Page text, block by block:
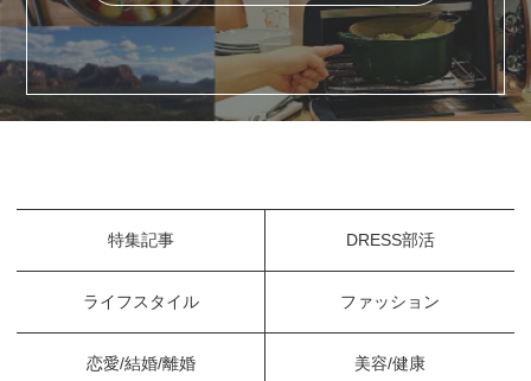
特集記事 DRESS部活
ライフスタイル ファッション
恋愛/結婚/離婚 美容/健康